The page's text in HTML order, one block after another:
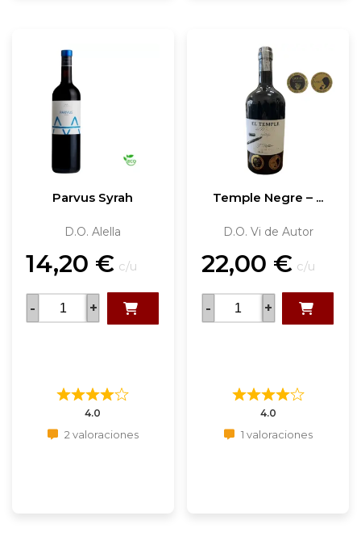
Parvus Syrah
D.O. Alella
14,20 € c/u
- +
4.0
2 valoraciones
Temple Negre – ...
D.O. Vi de Autor
22,00 € c/u
- +
4.0
1 valoraciones